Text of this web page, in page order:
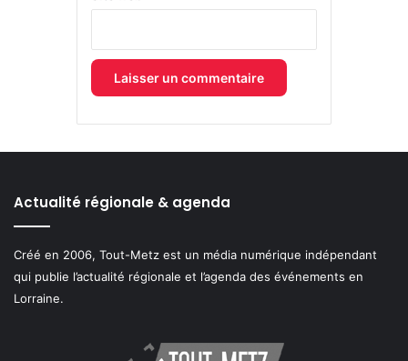
Actualité régionale & agenda
Créé en 2006, Tout-Metz est un média numérique indépendant
qui publie l’actualité régionale et l’agenda des événements en
Lorraine.